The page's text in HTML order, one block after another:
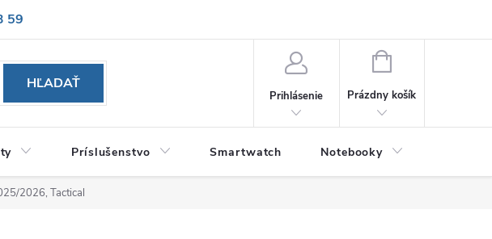
59
HĽADAŤ
Prihlásenie
NÁKUPNÝ
Prázdny košík
Príslušenstvo Smartwatch Notebooky
2026, Tactical